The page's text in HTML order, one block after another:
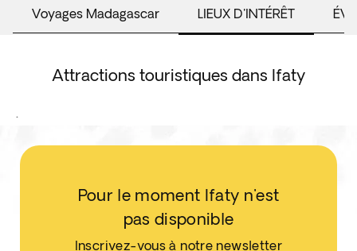
Voyages Madagascar LIEUX D'INTÉRÊT
Attractions touristiques dans Ifaty
.
Pour le moment Ifaty n'est
pas disponible
Inscrivez-vous à notre newsletter